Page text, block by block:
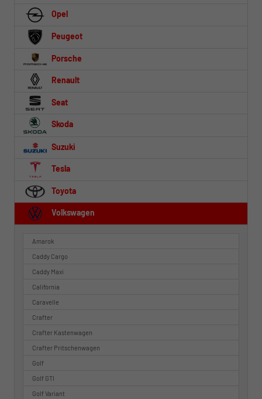
Opel
Peugeot
Porsche
Renault
Seat
Skoda
Suzuki
Tesla
Toyota
Volkswagen
Amarok
Caddy Cargo
Caddy Maxi
California
Caravelle
Crafter
Crafter Kastenwagen
Crafter Pritschenwagen
Golf
Golf GTI
Golf Variant